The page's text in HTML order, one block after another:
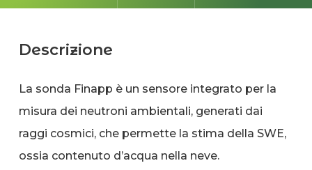
Descrizione
La sonda Finapp è un sensore integrato per la
misura dei neutroni ambientali, generati dai
raggi cosmici, che permette la stima della SWE,
ossia contenuto d’acqua nella neve.